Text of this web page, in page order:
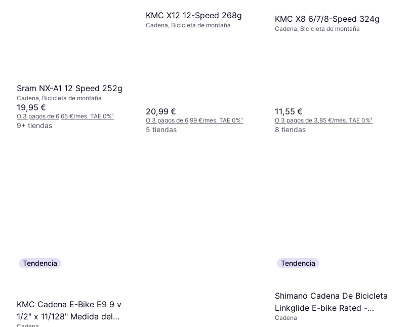
Sram NX-A1 12 Speed 252g
Cadena, Bicicleta de montaña
19,95 €
O 3 pagos de 6,65 €/mes. TAE 0%¹
9+ tiendas
KMC X12 12-Speed 268g
Cadena, Bicicleta de montaña
20,99 €
O 3 pagos de 6,99 €/mes. TAE 0%¹
5 tiendas
KMC X8 6/7/8-Speed 324g
Cadena, Bicicleta de montaña
11,55 €
O 3 pagos de 3,85 €/mes. TAE 0%¹
8 tiendas
Tendencia
KMC Cadena E-Bike E9 9 v
1/2" x 11/128" Medida del
Tendencia
Shimano Cadena De Bicicleta
Linkglide E-bike Rated -
Argenté
Cadena